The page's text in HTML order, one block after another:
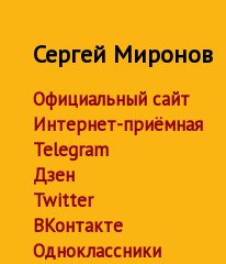
Сергей Миронов
Официальный сайт
Интернет-приёмная
Telegram
Дзен
Twitter
ВКонтакте
Одноклассники